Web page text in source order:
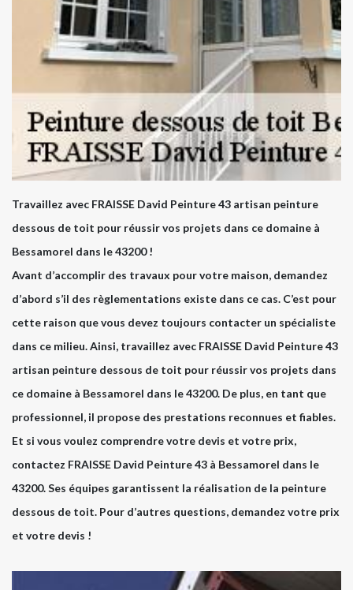
Travaillez avec FRAISSE David Peinture 43 artisan peinture
dessous de toit pour réussir vos projets dans ce domaine à
Bessamorel dans le 43200 !
Avant d’accomplir des travaux pour votre maison, demandez
d’abord s’il des règlementations existe dans ce cas. C’est pour
cette raison que vous devez toujours contacter un spécialiste
dans ce milieu. Ainsi, travaillez avec FRAISSE David Peinture 43
artisan peinture dessous de toit pour réussir vos projets dans
ce domaine à Bessamorel dans le 43200. De plus, en tant que
professionnel, il propose des prestations reconnues et fiables.
Et si vous voulez comprendre votre devis et votre prix,
contactez FRAISSE David Peinture 43 à Bessamorel dans le
43200. Ses équipes garantissent la réalisation de la peinture
dessous de toit. Pour d’autres questions, demandez votre prix
et votre devis !